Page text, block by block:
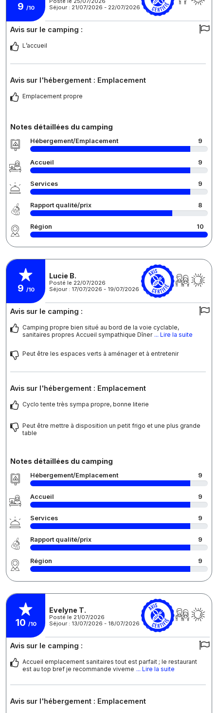
9 /10
Séjour : 21/07/2026 - 22/07/2026
Avis sur le camping :
L’accueil
Avis sur l'hébergement : Emplacement
Emplacement propre
Notes détaillées du camping
Hébergement/Emplacement 9
Accueil 9
Services 9
Rapport qualité/prix 8
Région 10
9 /10
Lucie B.
Posté le 22/07/2026
Séjour : 17/07/2026 - 19/07/2026
Avis sur le camping :
Camping propre bien situé au bord de la voie cyclable,
sanitaires propres Accueil sympathique Dîner ... Lire la suite
Peut être les espaces verts à aménager et à entretenir
Avis sur l'hébergement : Emplacement
Cyclo tente très sympa propre, bonne literie
Peut être mettre à disposition un petit frigo et une plus grande
table
Notes détaillées du camping
Hébergement/Emplacement 9
Accueil 9
Services 9
Rapport qualité/prix 9
Région 9
10 /10
Evelyne T.
Posté le 21/07/2026
Séjour : 13/07/2026 - 18/07/2026
Avis sur le camping :
Accueil emplacement sanitaires tout est parfait ; le restaurant
est au top bref je recommande viveme ... Lire la suite
Avis sur l'hébergement : Emplacement